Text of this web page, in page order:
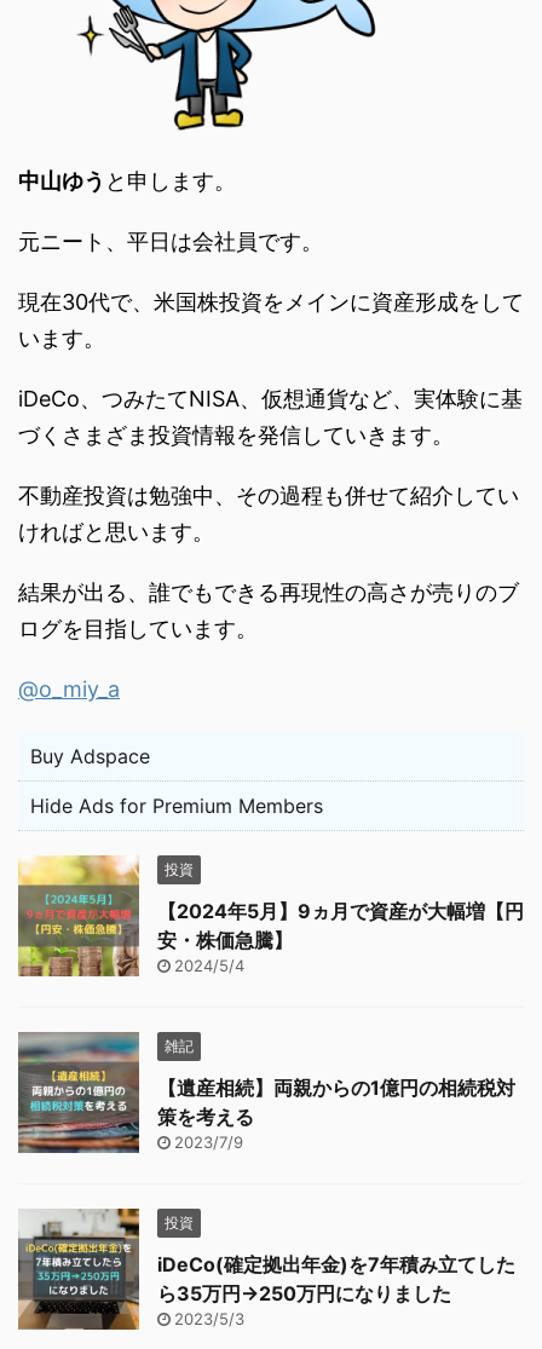
中山ゆう と申します。
元ニート、平日は会社員です。
現在30代で、米国株投資をメインに資産形成をして
います。
iDeCo、つみたてNISA、仮想通貨など、実体験に基
づくさまざま投資情報を発信していきます。
不動産投資は勉強中、その過程も併せて紹介してい
ければと思います。
結果が出る、誰でもできる再現性の高さが売りのブ
ログを目指しています。
@o_miy_a
Buy Adspace
Hide Ads for Premium Members
投資
【2024年5月】9ヵ月で資産が大幅増【円
安・株価急騰】
2024/5/4
雑記
【遺産相続】両親からの1億円の相続税対
策を考える
2023/7/9
投資
iDeCo(確定拠出年金)を7年積み立てした
ら35万円→250万円になりました
2023/5/3